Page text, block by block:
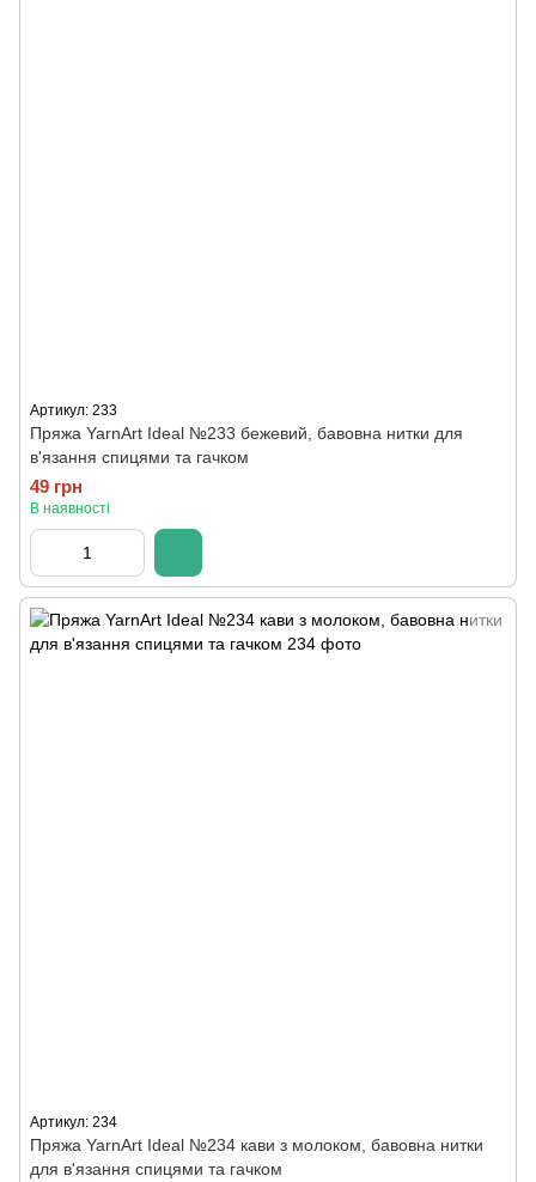
Артикул: 233
Пряжа YarnArt Ideal №233 бежевий, бавовна нитки для
в'язання спицями та гачком
49 грн
В наявності
Артикул: 234
Пряжа YarnArt Ideal №234 кави з молоком, бавовна нитки
для в'язання спицями та гачком